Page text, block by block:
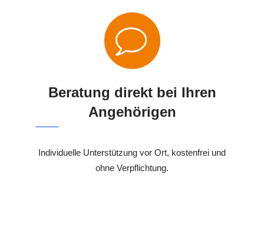
Beratung direkt bei Ihren
Angehörigen
Individuelle Unterstützung vor Ort, kostenfrei und
ohne Verpflichtung.